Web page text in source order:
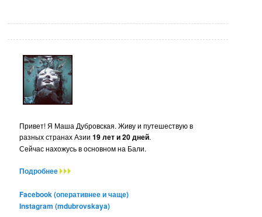
Привет! Я Маша Дубровская. Живу и путешествую в
разных странах Азии19 лет и 20 дней.
Сейчас нахожусь в основном на Бали.
Подробнее
Facebook (оперативнее и чаще)
Instagram (mdubrovskaya)